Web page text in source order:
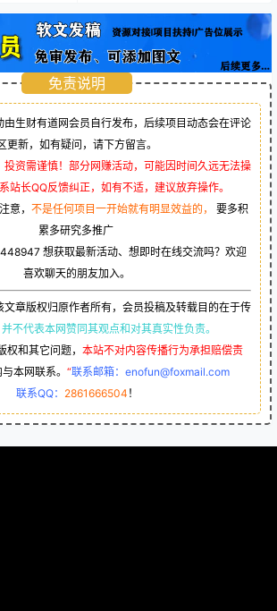
免责说明
生财有道网会员自行发布，后续项目动态会在评论
更新，如有疑问，请下方留言。
资需谨慎！部分网赚活动，可能因时间久远无法操
站长QQ反馈纠正，如有不适，建议放弃操作。
， 不是任何项目一开始就有明显效益的，
要多积
累多研究多推广
想获取最新活动、想即时在线交流吗？欢迎
喜欢聊天的朋友加入。
文章版权归原作者所有，会员投稿及转载目的在于传
并不代表本网赞同其观点和对其真实性负责。
和其它问题， 本站不对内容传播行为承担赔偿责
本网联系。 “联系邮箱：enofun@foxmail.com
联系QQ： 2861666504 ！